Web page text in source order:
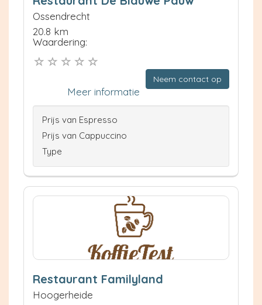
Ossendrecht
20.8 km
Waardering:
Neem contact op
Meer informatie
Prijs van Espresso
Prijs van Cappuccino
Type
Restaurant Familyland
Hoogerheide